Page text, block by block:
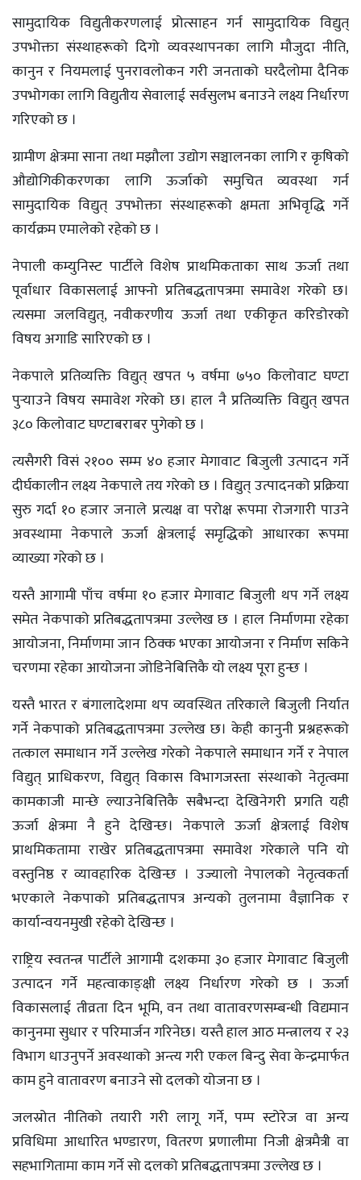
सामुदायिक विद्युतीकरणलाई प्रोत्साहन गर्न सामुदायिक विद्युत्
उपभोक्ता संस्थाहरूको दिगो व्यवस्थापनका लागि मौजुदा नीति,
कानुन र नियमलाई पुनरावलोकन गरी जनताको घरदैलोमा दैनिक
उपभोगका लागि विद्युतीय सेवालाई सर्वसुलभ बनाउने लक्ष्य निर्धारण
गरिएको छ ।
ग्रामीण क्षेत्रमा साना तथा मझौला उद्योग सञ्चालनका लागि र कृषिको
औद्योगिकीकरणका लागि ऊर्जाको समुचित व्यवस्था गर्न
सामुदायिक विद्युत् उपभोक्ता संस्थाहरूको क्षमता अभिवृद्धि गर्ने
कार्यक्रम एमालेको रहेको छ ।
नेपाली कम्युनिस्ट पार्टीले विशेष प्राथमिकताका साथ ऊर्जा तथा
पूर्वाधार विकासलाई आफ्नो प्रतिबद्धतापत्रमा समावेश गरेको छ।
त्यसमा जलविद्युत्, नवीकरणीय ऊर्जा तथा एकीकृत करिडोरको
विषय अगाडि सारिएको छ ।
नेकपाले प्रतिव्यक्ति विद्युत् खपत ५ वर्षमा ७५० किलोवाट घण्टा
पुर्‍याउने विषय समावेश गरेको छ। हाल नै प्रतिव्यक्ति विद्युत् खपत
३८० किलोवाट घण्टाबराबर पुगेको छ ।
त्यसैगरी विसं २१०० सम्म ४० हजार मेगावाट बिजुली उत्पादन गर्ने
दीर्घकालीन लक्ष्य नेकपाले तय गरेको छ । विद्युत् उत्पादनको प्रक्रिया
सुरु गर्दा १० हजार जनाले प्रत्यक्ष वा परोक्ष रूपमा रोजगारी पाउने
अवस्थामा नेकपाले ऊर्जा क्षेत्रलाई समृद्धिको आधारका रूपमा
व्याख्या गरेको छ ।
यस्तै आगामी पाँच वर्षमा १० हजार मेगावाट बिजुली थप गर्ने लक्ष्य
समेत नेकपाको प्रतिबद्धतापत्रमा उल्लेख छ । हाल निर्माणमा रहेका
आयोजना, निर्माणमा जान ठिक्क भएका आयोजना र निर्माण सकिने
चरणमा रहेका आयोजना जोडिनेबित्तिकै यो लक्ष्य पूरा हुन्छ ।
यस्तै भारत र बंगालादेशमा थप व्यवस्थित तरिकाले बिजुली निर्यात
गर्ने नेकपाको प्रतिबद्धतापत्रमा उल्लेख छ। केही कानुनी प्रश्नहरूको
तत्काल समाधान गर्ने उल्लेख गरेको नेकपाले समाधान गर्ने र नेपाल
विद्युत् प्राधिकरण, विद्युत् विकास विभागजस्ता संस्थाको नेतृत्वमा
कामकाजी मान्छे ल्याउनेबित्तिकै सबैभन्दा देखिनेगरी प्रगति यही
ऊर्जा क्षेत्रमा नै हुने देखिन्छ। नेकपाले ऊर्जा क्षेत्रलाई विशेष
प्राथमिकतामा राखेर प्रतिबद्धतापत्रमा समावेश गरेकाले पनि यो
वस्तुनिष्ठ र व्यावहारिक देखिन्छ । उज्यालो नेपालको नेतृत्वकर्ता
भएकाले नेकपाको प्रतिबद्धतापत्र अन्यको तुलनामा वैज्ञानिक र
कार्यान्वयनमुखी रहेको देखिन्छ ।
राष्ट्रिय स्वतन्त्र पार्टीले आगामी दशकमा ३० हजार मेगावाट बिजुली
उत्पादन गर्ने महत्वाकाङ्क्षी लक्ष्य निर्धारण गरेको छ । ऊर्जा
विकासलाई तीव्रता दिन भूमि, वन तथा वातावरणसम्बन्धी विद्यमान
कानुनमा सुधार र परिमार्जन गरिनेछ। यस्तै हाल आठ मन्त्रालय र २३
विभाग धाउनुपर्ने अवस्थाको अन्त्य गरी एकल बिन्दु सेवा केन्द्रमार्फत
काम हुने वातावरण बनाउने सो दलको योजना छ ।
जलस्रोत नीतिको तयारी गरी लागू गर्ने, पम्प स्टोरेज वा अन्य
प्रविधिमा आधारित भण्डारण, वितरण प्रणालीमा निजी क्षेत्रमैत्री वा
सहभागितामा काम गर्ने सो दलको प्रतिबद्धतापत्रमा उल्लेख छ ।